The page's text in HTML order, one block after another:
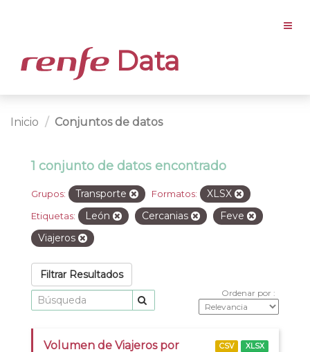
Data
Inicio Conjuntos de datos
1 conjunto de datos encontrado
Grupos: Transporte Formatos: XLSX
Etiquetas: León Cercanias
Feve
Viajeros
Filtrar Resultados
Ordenar por
Volumen de Viajeros por
CSV XLSX